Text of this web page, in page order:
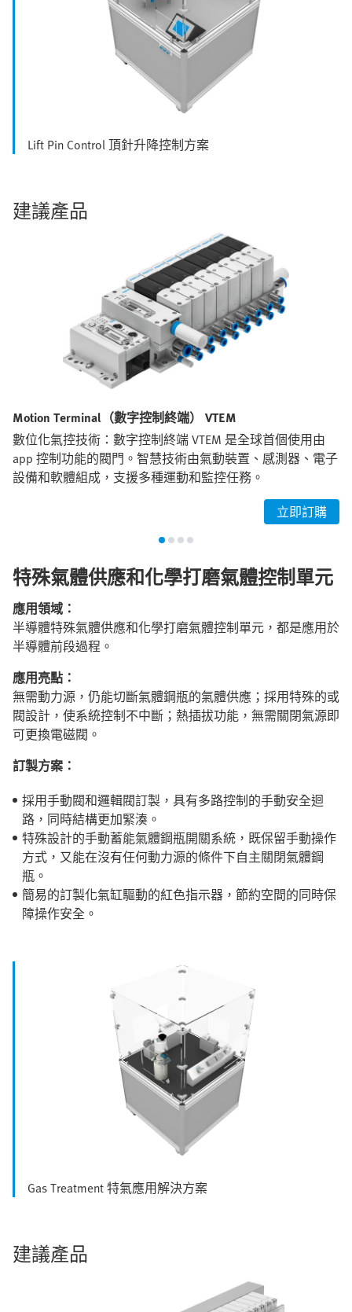
Lift Pin Control 頂針升降控制方案
建議產品
Motion Terminal（數字控制終端） VTEM
數位化氣控技術：數字控制終端 VTEM 是全球首個使用由
app 控制功能的閥門。智慧技術由氣動裝置、感測器、電子
設備和軟體組成，支援多種運動和監控任務。
立即訂購
特殊氣體供應和化學打磨氣體控制單元
應用領域：
半導體特殊氣體供應和化學打磨氣體控制單元，都是應用於
半導體前段過程。
應用亮點：
無需動力源，仍能切斷氣體鋼瓶的氣體供應；採用特殊的或
閥設計，使系統控制不中斷；熱插拔功能，無需關閉氣源即
可更換電磁閥。
訂製方案：
採用手動閥和邏輯閥訂製，具有多路控制的手動安全迴
路，同時結構更加緊湊。
特殊設計的手動蓄能氣體鋼瓶開關系統，既保留手動操作
方式，又能在沒有任何動力源的條件下自主關閉氣體鋼
瓶。
簡易的訂製化氣缸驅動的紅色指示器，節約空間的同時保
障操作安全。
Gas Treatment 特氣應用解決方案
建議產品